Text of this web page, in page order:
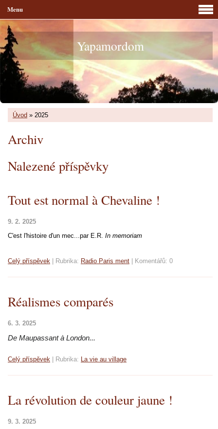
Yapamordom
Úvod » 2025
Archiv
Nalezené příspěvky
Tout est normal à Chevaline !
9. 2. 2025
C'est l'histoire d'un mec...par E.R. In memoriam
Celý příspěvek Rubrika: Radio Paris ment Komentářů: 0
Réalismes comparés
6. 3. 2025
De Maupassant à London...
Celý příspěvek Rubrika: La vie au village
La révolution de couleur jaune !
9. 3. 2025
Menu